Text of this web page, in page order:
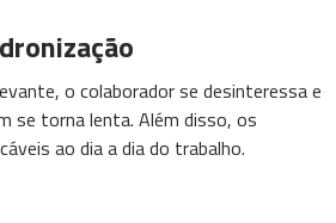
o colaborador se desinteressa e
se torna lenta. Além disso, os
ao dia a dia do trabalho.